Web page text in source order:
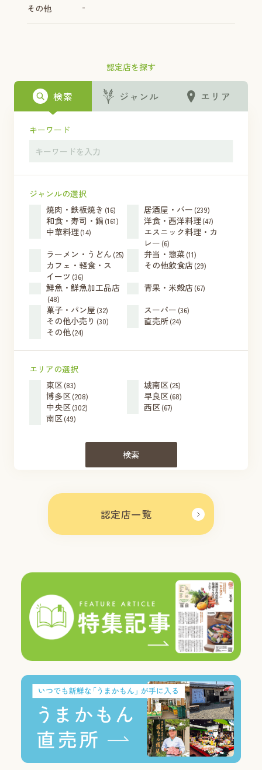
認定店一覧
認定店を探す
検索 ジャンル エリア
キーワード
ジャンルの選択
焼肉・鉄板焼き (16) 居酒屋・バー (239)
和食・寿司・鍋 (161) 洋食・西洋料理 (47)
中華料理 (14)
エスニック料理・カ
レー (6)
ラーメン・うどん (25) 弁当・惣菜(11)
カフェ・軽食・ス
イーツ (36)
その他飲食店(29)
鮮魚・鮮魚加工品店
(48)
青果・米殻店(67)
菓子・パン屋 (32) スーパー (36)
その他小売り (30) 直売所(24)
その他(24)
エリアの選択
東区(83) 城南区(25)
博多区(208) 早良区(68)
中央区(302) 西区(67)
南区(49)
検索
その他 -